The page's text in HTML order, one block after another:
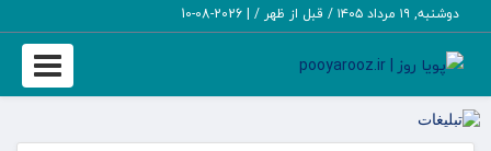
دوشنبه, ۱۹ مرداد ۱۴۰۵ / قبل از ظهر / |
2026-08-10
Toggle